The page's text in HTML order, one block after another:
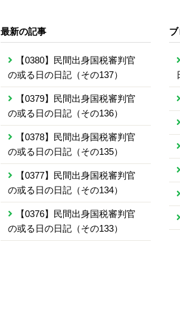
最新の記事
【0380】民間出身国税審判官
の或る日の日記（その137）
【0379】民間出身国税審判官
の或る日の日記（その136）
【0378】民間出身国税審判官
の或る日の日記（その135）
【0377】民間出身国税審判官
の或る日の日記（その134）
【0376】民間出身国税審判官
の或る日の日記（その133）